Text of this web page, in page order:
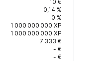
10 €
0,14 %
0 %
1 000 000 000 XP
1 000 000 000 XP
7 333 €
- €
- €
Mis à jour